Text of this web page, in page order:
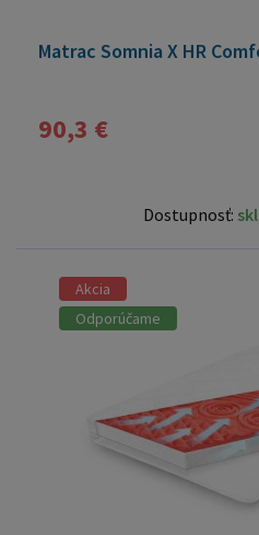
Matrac Somnia X HR
90,3 €
Dostupnosť:
Akcia
Odporúčame